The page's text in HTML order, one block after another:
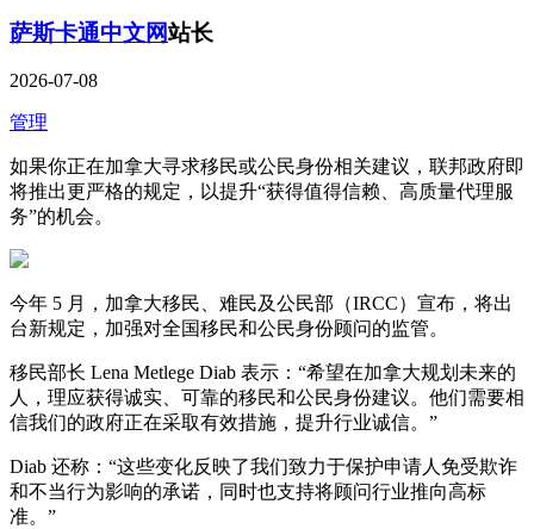
萨斯卡通中文网站长
2026-07-08
管理
如果你正在加拿大寻求移民或公民身份相关建议，联邦政府即
将推出更严格的规定，以提升“获得值得信赖、高质量代理服
务”的机会。
今年 5 月，加拿大移民、难民及公民部（IRCC）宣布，将出
台新规定，加强对全国移民和公民身份顾问的监管。
移民部长 Lena Metlege Diab 表示：“希望在加拿大规划未来的
人，理应获得诚实、可靠的移民和公民身份建议。他们需要相
信我们的政府正在采取有效措施，提升行业诚信。”
Diab 还称：“这些变化反映了我们致力于保护申请人免受欺诈
和不当行为影响的承诺，同时也支持将顾问行业推向高标
准。”